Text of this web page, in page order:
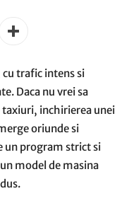
trafic intens si
Daca nu vrei sa
inchirierea unei
oriunde si
un program strict si
model de masina